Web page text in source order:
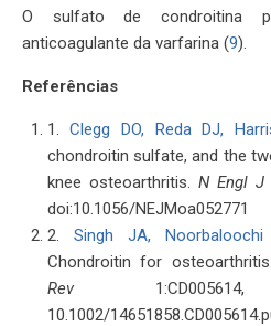
O sulfato de condroitina
anticoagulante da varfarina (9).
Referências
1.Clegg DO, Reda DJ,
chondroitin sulfate, and the
knee osteoarthritis. N Engl J
doi:10.1056/NEJMoa052771
2. Singh JA,
Chondroitin for
Rev
10.1002/